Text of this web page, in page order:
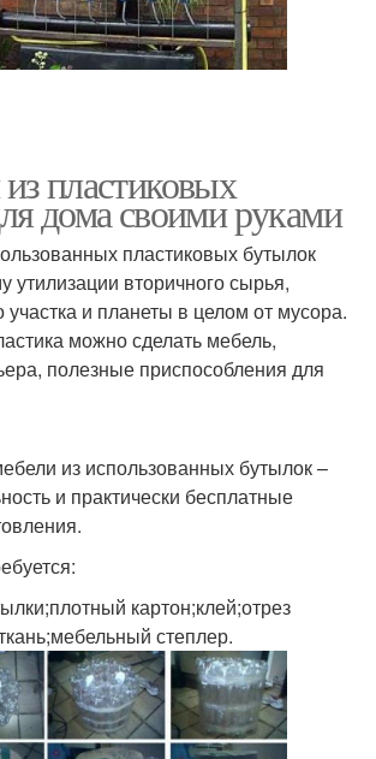
пластиковых
дома своими руками
пластиковых бутылок
утилизации вторичного сырья,
и планеты в целом от мусора.
можно сделать мебель,
полезные приспособления для
из использованных бутылок –
и практически бесплатные
картон;клей;отрез
степлер.